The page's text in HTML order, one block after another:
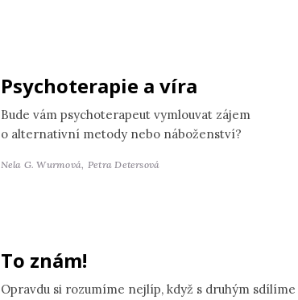
Psychoterapie a víra
Bude vám psychoterapeut vymlouvat zájem
o alternativní metody nebo náboženství?
Nela G. Wurmová, Petra Detersová
To znám!
Opravdu si rozumíme nejlíp, když s druhým sdílíme